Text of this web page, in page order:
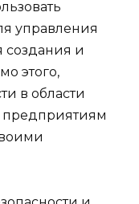
управления
создания и
этого,
в области
предприятиям